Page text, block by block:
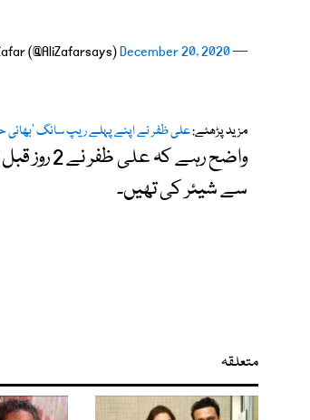
— Ali Zafar (@AliZafarsays)
December 20, 2020
مزید پڑھئے:علی ظفر نے اپنے پہلے ریپ سانگ
واضح
سے شیئر کی تھیں۔
متعلقہ